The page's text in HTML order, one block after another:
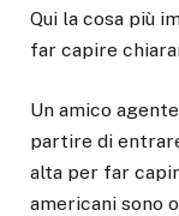
Qui la cosa più
far capire
Un amico
partire di
alta per far
americani sono